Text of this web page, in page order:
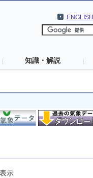
ENGLISH
知識・解説
示